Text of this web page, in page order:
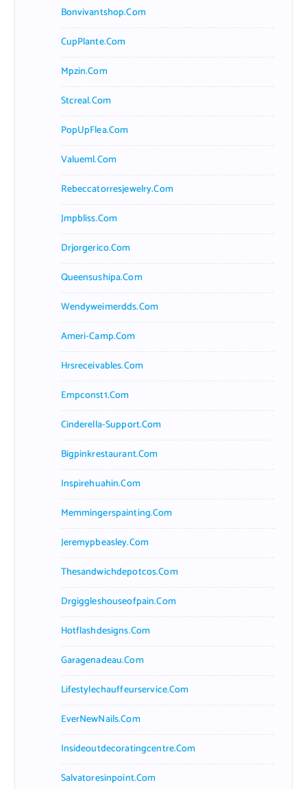
Bonvivantshop.com
CupPlante.com
Mpzin.com
Stcreal.com
PopUpFlea.com
Valueml.com
Rebeccatorresjewelry.com
Jmpbliss.com
Drjorgerico.com
Queensushipa.com
Wendyweimerdds.com
Ameri-Camp.com
Hrsreceivables.com
Empconst1.com
Cinderella-Support.com
Bigpinkrestaurant.com
Inspirehuahin.com
Memmingerspainting.com
Jeremypbeasley.com
Thesandwichdepotcos.com
Drgiggleshouseofpain.com
Hotflashdesigns.com
Garagenadeau.com
Lifestylechauffeurservice.com
EverNewNails.com
Insideoutdecoratingcentre.com
Salvatoresinpoint.com